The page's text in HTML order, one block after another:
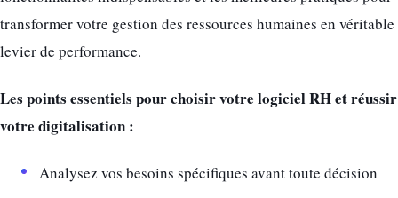
transformer votre gestion des ressources humaines en véritable
levier de performance.
Les points essentiels pour choisir votre logiciel RH et réussir
votre digitalisation :
Analysez vos besoins spécifiques avant toute décision